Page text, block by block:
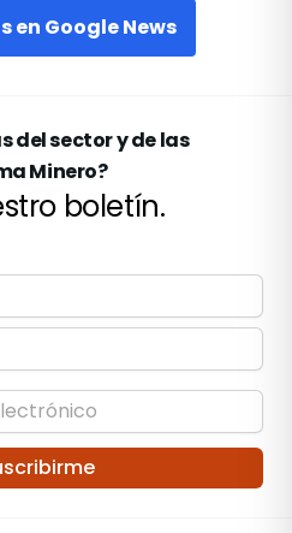
en Google News
del sector y de las
Minero?
boletín.